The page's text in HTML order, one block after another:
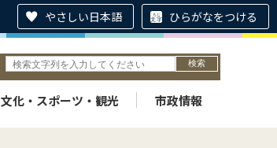
やさしい日本語 ひらがなをつける
文化・スポーツ・観光 市政情報